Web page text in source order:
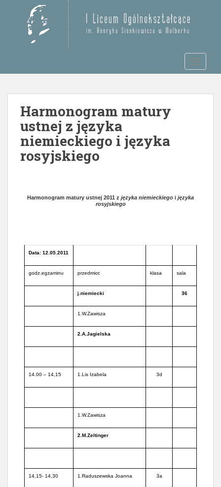
m
Harmonogram matury
ustnej z języka
niemieckiego i języka
rosyjskiego
Harmonogram matury ustnej 2011 z języka niemieckiego i języka
rosyjskiego
Data: 12.05.2011
godz.egzaminu przedmiot klasa sala
j.niemiecki 36
1.W.Zawisza
2.A.Jagielska
14.00 – 14,15 1.Lis Izabela 3d
1.W.Zawisza
2.M.Zeltinger
14,15- 14,30 1.Raduszewska Joanna 3a